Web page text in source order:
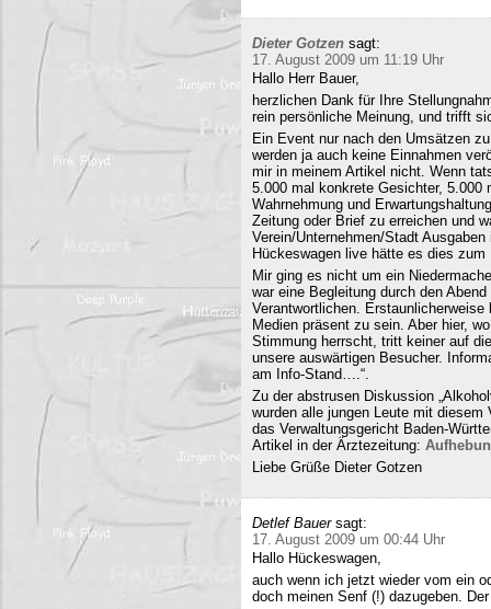
Dieter Gotzen sagt:
17. August 2009 um 11:19 Uhr
Hallo Herr Bauer,
herzlichen Dank für Ihre
rein persönliche Meinung, und trifft
Ein Event nur nach den Umsätzen
werden ja auch keine Einnahmen
mir in meinem Artikel nicht. Wenn
5.000 mal konkrete Gesichter, 5.000
Wahrnehmung und
Zeitung oder Brief zu erreichen und
Verein/Unternehmen/Stadt
Hückeswagen live hätte es dies zum
Mir ging es nicht um ein
war eine Begleitung durch den
Verantwortlichen.
Medien präsent zu sein. Aber hier,
Stimmung herrscht, tritt keiner auf
unsere auswärtigen Besucher.
am Info-Stand….“.
Zu der abstrusen Diskussion
wurden alle jungen Leute mit
das Verwaltungsgericht Baden-
Artikel in der Ärztezeitung:
Liebe Grüße Dieter Gotzen
Detlef Bauer sagt:
17. August 2009 um 00:44 Uhr
Hallo Hückeswagen,
auch wenn ich jetzt wieder vom ein
doch meinen Senf (!) dazugeben.